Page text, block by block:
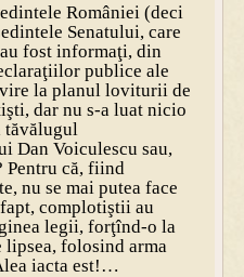
României (deci
Senatului, care
fost informaţi, din
publice ale
la planul loviturii de
dar nu s-a luat nicio
tăvălugul
Dan Voiculescu sau,
Pentru că, fiind
nu se mai putea face
complotiştii au
legii, forţînd-o la
lipsea, folosind arma
iacta est!…